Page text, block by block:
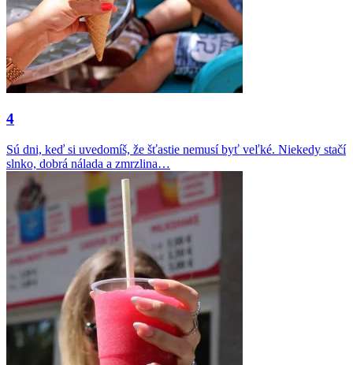
4
Sú dni, keď si uvedomíš, že šťastie nemusí byť veľké. Niekedy stačí
slnko, dobrá nálada a zmrzlina…